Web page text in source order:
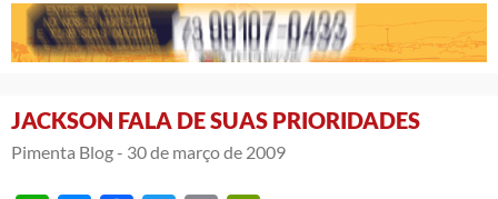
JACKSON FALA DE SUAS PRIORIDADES
Pimenta Blog - 30 de março de 2009